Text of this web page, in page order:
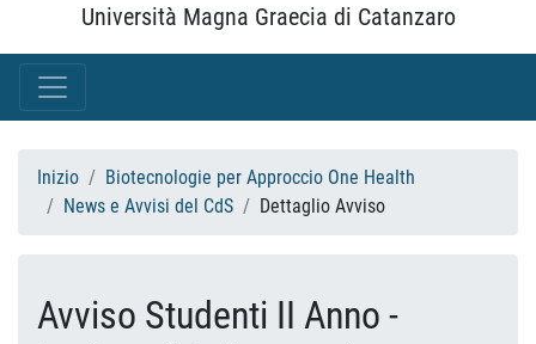
Università Magna Graecia di Catanzaro
Inizio
Biotecnologie per Approccio One Health
News e Avvisi del CdS
Dettaglio Avviso
Avviso Studenti II Anno -